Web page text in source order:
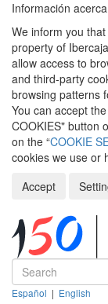
Información
We inform you
property of
allow access to
and third-party
browsing patterns
You can accept
COOKIES" button
on the “COOKIE
cookies we use or
Accept
Español | English